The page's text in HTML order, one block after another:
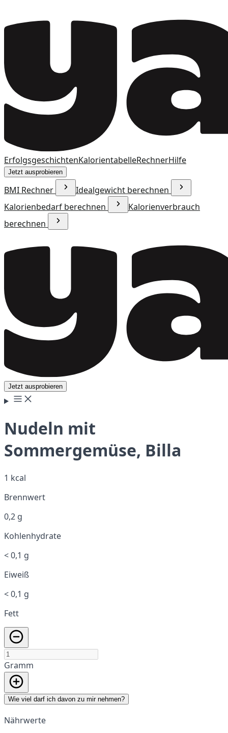
ErfolgsgeschichtenKalorientabelleRechnerHilfe
Jetzt ausprobieren
BMI Rechner
Idealgewicht berechnen
Kalorienbedarf berechnen
Kalorienverbrauch
berechnen
Jetzt ausprobieren
Nudeln mit
Sommergemüse, Billa
1 kcal
Brennwert
0,2 g
Kohlenhydrate
< 0,1 g
Eiweiß
< 0,1 g
Fett
Gramm
Wie viel darf ich davon zu mir nehmen?
Nährwerte